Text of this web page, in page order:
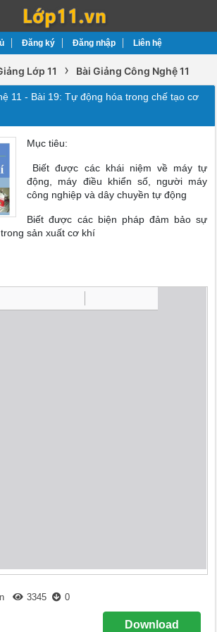
Đăng ký Đăng nhập Liên hệ
Lớp 11 › Bài Giảng Công Nghệ 11
11 - Bài 19: Tự động hóa trong chế tạo cơ
Mục tiêu:
Biết được các khái niệm về máy tự
động, máy điều khiển số, người máy
công nghiệp và dây chuyền tự động
Biết được các biện pháp đảm bảo sự
sản xuất cơ khí
3345 0
Download